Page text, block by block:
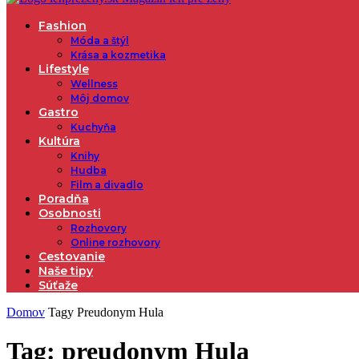
Fashion
Móda a štýl
Krása a kozmetika
Lifestyle
Wellness
Môj domov
Gastro
Kuchyňa
Kultúra
Knihy
Hudba
Film a divadlo
Poradňa
Osobnosti
Rozhovory
Online rozhovory
Cestovanie
Naše tipy
Súťaže
Domov Tagy Preudonym Hula
Tag: preudonym Hula